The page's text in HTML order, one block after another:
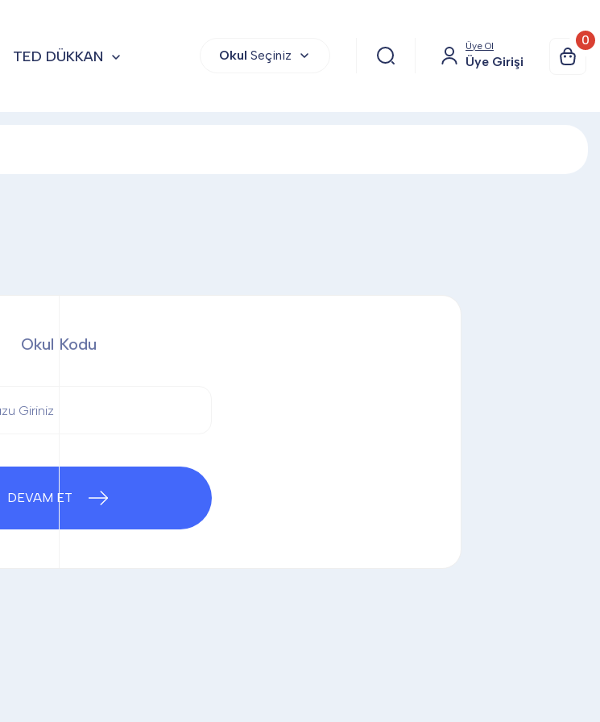
TED DÜKKAN Okul Seçiniz
Üye Ol
Üye Girişi
0
Okul Kodu
DEVAM ET